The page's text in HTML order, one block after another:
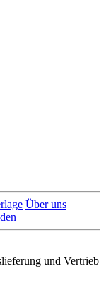
Über uns
und Vertrieb